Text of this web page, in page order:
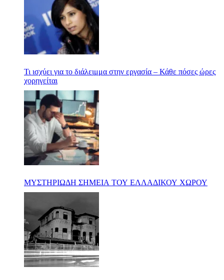
Τι ισχύει για το διάλειμμα στην εργασία – Κάθε πόσες ώρες
χορηγείται
ΜΥΣΤΗΡΙΩΔΗ ΣΗΜΕΙΑ ΤΟΥ ΕΛΛΑΔΙΚΟΥ ΧΩΡΟΥ